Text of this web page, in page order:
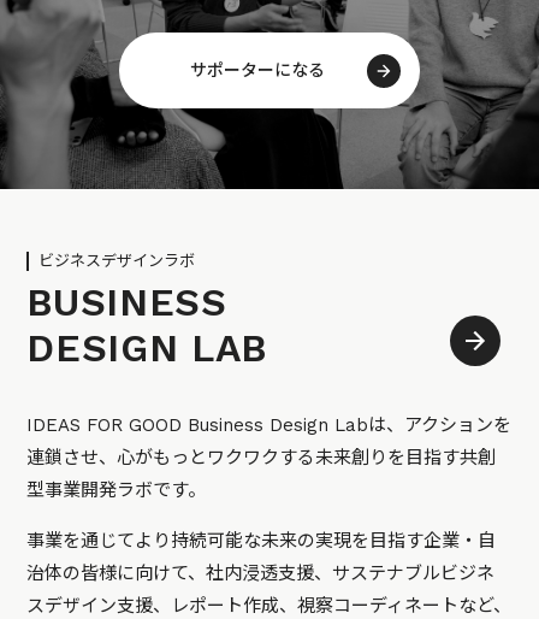
サポーターになる
ビジネスデザインラボ
BUSINESS
DESIGN LAB
IDEAS FOR GOOD Business Design Labは、アクションを
連鎖させ、心がもっとワクワクする未来創りを目指す共創
型事業開発ラボです。
事業を通じてより持続可能な未来の実現を目指す企業・自
治体の皆様に向けて、社内浸透支援、サステナブルビジネ
スデザイン支援、レポート作成、視察コーディネートなど、